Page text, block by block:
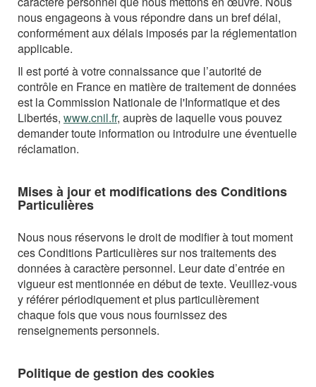
nous engageons à vous répondre dans un bref délai,
conformément aux délais imposés par la réglementation
applicable.
Il est porté à votre connaissance que l’autorité de
contrôle en France en matière de traitement de données
est la Commission Nationale de l'Informatique et des
Libertés, www.cnil.fr, auprès de laquelle vous pouvez
demander toute information ou introduire une éventuelle
réclamation.
Mises à jour et modifications des Conditions
Particulières
Nous nous réservons le droit de modifier à tout moment
ces Conditions Particulières sur nos traitements des
données à caractère personnel. Leur date d’entrée en
vigueur est mentionnée en début de texte. Veuillez-vous
y référer périodiquement et plus particulièrement
chaque fois que vous nous fournissez des
renseignements personnels.
Politique de gestion des cookies